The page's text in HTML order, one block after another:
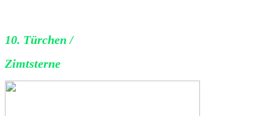
10. Türchen /
Zimtsterne